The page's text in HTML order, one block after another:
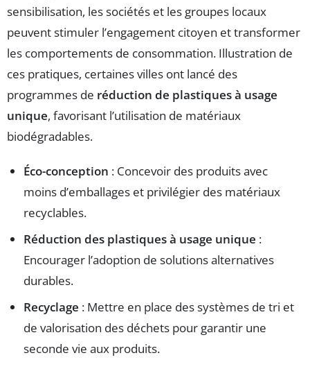
sensibilisation, les sociétés et les groupes locaux
peuvent stimuler l’engagement citoyen et transformer
les comportements de consommation. Illustration de
ces pratiques, certaines villes ont lancé des
programmes de réduction de plastiques à usage
unique, favorisant l’utilisation de matériaux
biodégradables.
Éco-conception : Concevoir des produits avec
moins d’emballages et privilégier des matériaux
recyclables.
Réduction des plastiques à usage unique :
Encourager l’adoption de solutions alternatives
durables.
Recyclage : Mettre en place des systèmes de tri et
de valorisation des déchets pour garantir une
seconde vie aux produits.